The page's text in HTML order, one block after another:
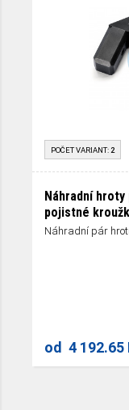
POČET VARIANT: 2
Náhradní
pojistné
Náhradní pár
od 4 192.65